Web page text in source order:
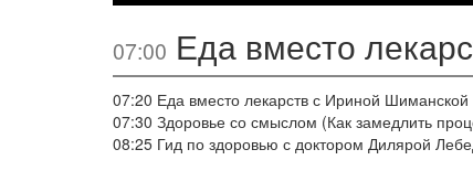
07:00 Еда вместо
07:20 Еда вместо лекарств с Ириной
07:30 Здоровье со смыслом (Как замедлить
08:25 Гид по здоровью с доктором Дилярой